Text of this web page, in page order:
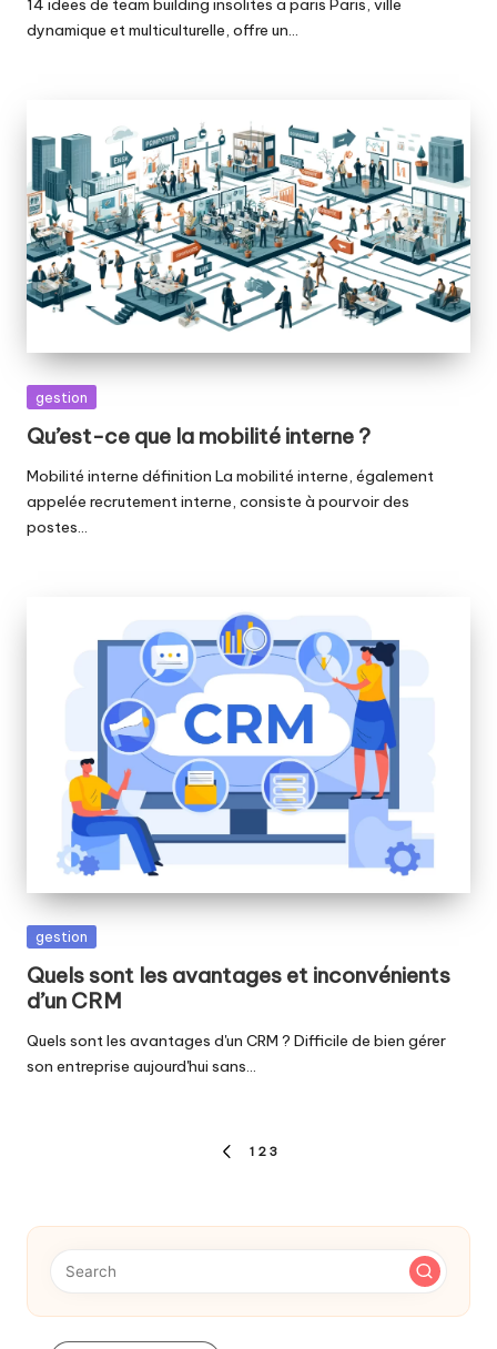
dynamique et multiculturelle, offre un…
Posted
gestion
Qu’est-ce que la mobilité interne ?
Mobilité interne définition La mobilité interne, également
appelée recrutement interne, consiste à pourvoir des
postes…
Posted
gestion
Quels sont les avantages et inconvénients
d’un CRM
Quels sont les avantages d'un CRM ? Difficile de bien gérer
son entreprise aujourd'hui sans…
publications
PREVIOUS
1 2 3